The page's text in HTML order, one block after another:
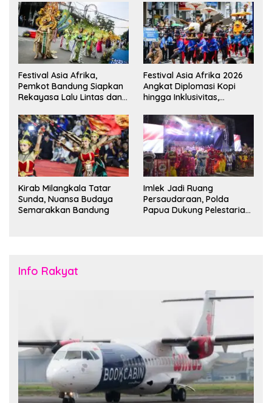
Festival Asia Afrika,
Pemkot Bandung Siapkan
Rekayasa Lalu Lintas dan
Festival Asia Afrika 2026
Angkat Diplomasi Kopi
hingga Inklusivitas,
Duta Besar
Kirab Milangkala Tatar
Sunda, Nuansa Budaya
Semarakkan Bandung
Imlek Jadi Ruang
Persaudaraan, Polda
Papua Dukung Pelestarian
Info Rakyat